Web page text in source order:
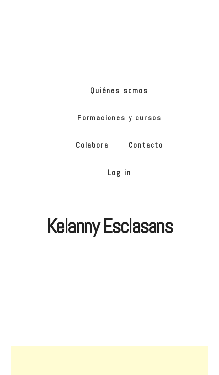
Quiénes somos
Formaciones y cursos
Colabora Contacto
Log in
Kelanny Esclasans